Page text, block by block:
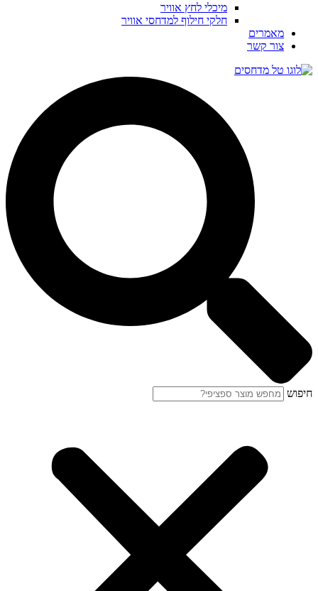
מיכלי לחץ אוויר
חלקי חילוף למדחסי אוויר
מאמרים
צור קשר
חיפוש